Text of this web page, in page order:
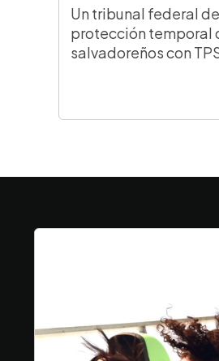
Un tribunal federal
protección temporal
salvadoreños con